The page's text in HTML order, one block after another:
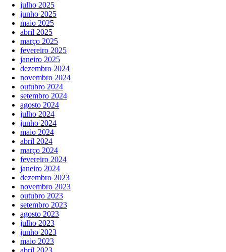
julho 2025
junho 2025
maio 2025
abril 2025
março 2025
fevereiro 2025
janeiro 2025
dezembro 2024
novembro 2024
outubro 2024
setembro 2024
agosto 2024
julho 2024
junho 2024
maio 2024
abril 2024
março 2024
fevereiro 2024
janeiro 2024
dezembro 2023
novembro 2023
outubro 2023
setembro 2023
agosto 2023
julho 2023
junho 2023
maio 2023
abril 2023